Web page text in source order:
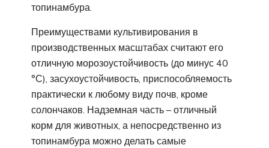
топинамбура.
Преимуществами культивирования в
производственных масштабах считают его
отличную морозоустойчивость (до минус 40
°С), засухоустойчивость, приспособляемость
практически к любому виду почв, кроме
солончаков. Надземная часть – отличный
корм для животных, а непосредственно из
топинамбура можно делать самые